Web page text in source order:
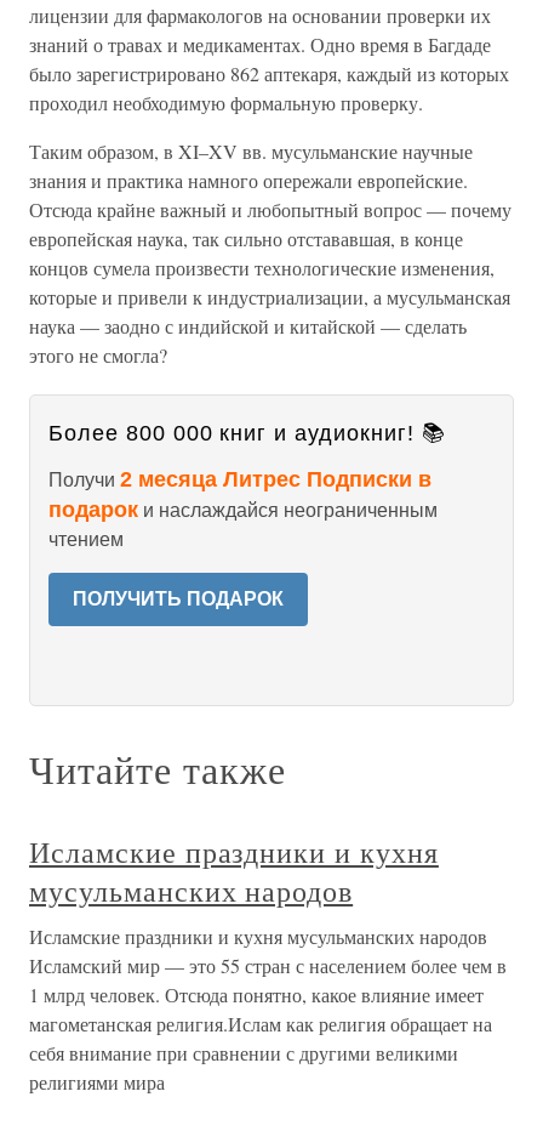
лицензии для фармакологов на основании проверки их
знаний о травах и медикаментах. Одно время в Багдаде
было зарегистрировано 862 аптекаря, каждый из которых
проходил необходимую формальную проверку.
Таким образом, в XI–XV вв. мусульманские научные
знания и практика намного опережали европейские.
Отсюда крайне важный и любопытный вопрос — почему
европейская наука, так сильно отстававшая, в конце
концов сумела произвести технологические изменения,
которые и привели к индустриализации, а мусульманская
наука — заодно с индийской и китайской — сделать
этого не смогла?
Более 800 000 книг и аудиокниг! 📚
Получи 2 месяца Литрес Подписки в
подарок и наслаждайся неограниченным
чтением
ПОЛУЧИТЬ ПОДАРОК
Читайте также
Исламские праздники и кухня
мусульманских народов
Исламские праздники и кухня мусульманских народов
Исламский мир — это 55 стран с населением более чем в
1 млрд человек. Отсюда понятно, какое влияние имеет
магометанская религия.Ислам как религия обращает на
себя внимание при сравнении с другими великими
религиями мира